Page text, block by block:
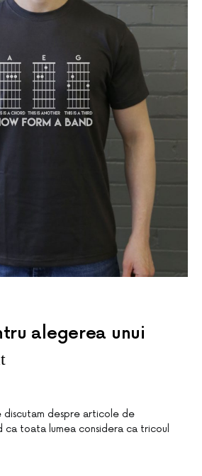
alegerea unui
discutam despre articole de
ca toata lumea considera ca tricoul